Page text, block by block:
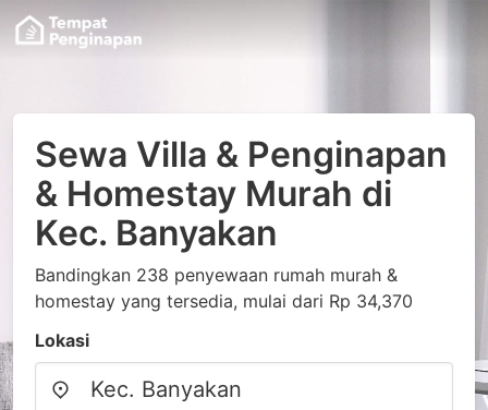
Sewa Villa & Penginapan
& Homestay Murah di
Kec. Banyakan
Bandingkan 238 penyewaan rumah murah &
homestay yang tersedia, mulai dari Rp 34,370
Lokasi